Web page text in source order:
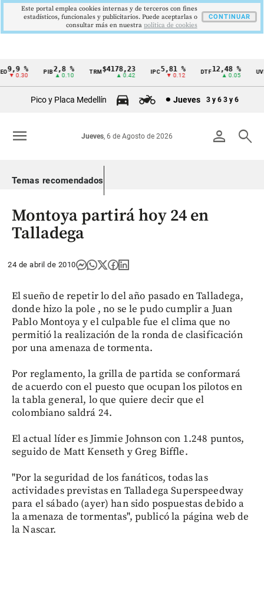
Cintillo
Colombia
9,9 %
▼ 0.30
PIB2,8 %
▲ 0.10
TRM$4178,23
▲ 0.42
IPC5,81 %
▼ 0.12
DTF12,48 %
▲ 0.05
UVR
Pico y Placa Medellín Jueves 3 y 6 3 y 6
person search
Jueves, 6 de Agosto de 2026
menu
Temas recomendados
Montoya partirá hoy 24 en
Talladega
24 de abril de 2010
El sueño de repetir lo del año pasado en Talladega,
donde hizo la pole , no se le pudo cumplir a Juan
Pablo Montoya y el culpable fue el clima que no
permitió la realización de la ronda de clasificación
por una amenaza de tormenta.
Por reglamento, la grilla de partida se conformará
de acuerdo con el puesto que ocupan los pilotos en
la tabla general, lo que quiere decir que el
colombiano saldrá 24.
El actual líder es Jimmie Johnson con 1.248 puntos,
seguido de Matt Kenseth y Greg Biffle.
"Por la seguridad de los fanáticos, todas las
actividades previstas en Talladega Superspeedway
para el sábado (ayer) han sido pospuestas debido a
la amenaza de tormentas", publicó la página web de
la Nascar.
Este portal emplea cookies internas y de terceros con fines
estadísticos, funcionales y publicitarios. Puede aceptarlas o
consultar más en nuestra politica de cookies
CONTINUAR